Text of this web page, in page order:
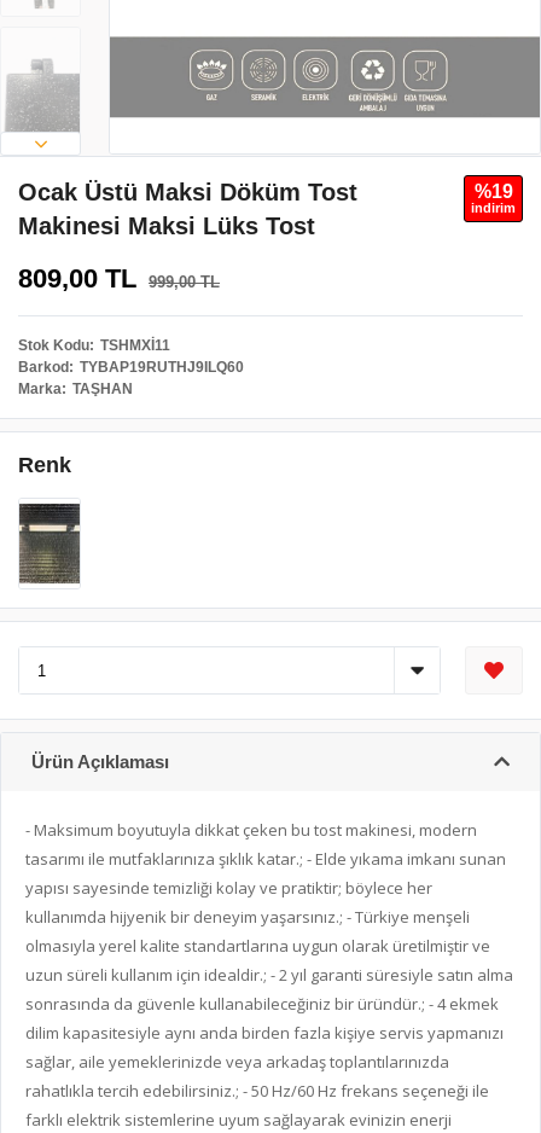
Ocak Üstü Maksi Döküm Tost
Makinesi Maksi Lüks Tost
809,00 TL 999,00 TL
%19
i̇ndi̇ri̇m
Stok Kodu
TSHMXİ11
Barkod
TYBAP19RUTHJ9ILQ60
Marka
TAŞHAN
Renk
Ürün Açıklaması
- Maksimum boyutuyla dikkat çeken bu tost makinesi, modern
tasarımı ile mutfaklarınıza şıklık katar.; - Elde yıkama imkanı sunan
yapısı sayesinde temizliği kolay ve pratiktir; böylece her
kullanımda hijyenik bir deneyim yaşarsınız.; - Türkiye menşeli
olmasıyla yerel kalite standartlarına uygun olarak üretilmiştir ve
uzun süreli kullanım için idealdir.; - 2 yıl garanti süresiyle satın alma
sonrasında da güvenle kullanabileceğiniz bir üründür.; - 4 ekmek
dilim kapasitesiyle aynı anda birden fazla kişiye servis yapmanızı
sağlar, aile yemeklerinizde veya arkadaş toplantılarınızda
rahatlıkla tercih edebilirsiniz.; - 50 Hz/60 Hz frekans seçeneği ile
farklı elektrik sistemlerine uyum sağlayarak evinizin enerji